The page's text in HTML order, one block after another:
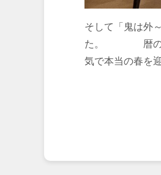
そして「鬼は外
た。 暦の上で
気で本当の春を
２